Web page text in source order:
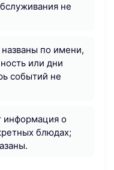
не
по имени,
или дни
событий не
информация о
блюдах;